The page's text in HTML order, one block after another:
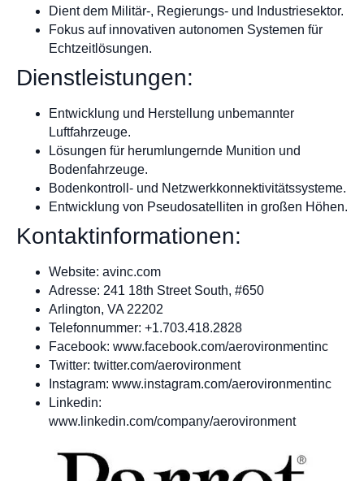
Dient dem Militär-, Regierungs- und Industriesektor.
Fokus auf innovativen autonomen Systemen für
Echtzeitlösungen.
Dienstleistungen:
Entwicklung und Herstellung unbemannter
Luftfahrzeuge.
Lösungen für herumlungernde Munition und
Bodenfahrzeuge.
Bodenkontroll- und Netzwerkkonnektivitätssysteme.
Entwicklung von Pseudosatelliten in großen Höhen.
Kontaktinformationen:
Website: avinc.com
Adresse: 241 18th Street South, #650
Arlington, VA 22202
Telefonnummer: +1.703.418.2828
Facebook: www.facebook.com/aerovironmentinc
Twitter: twitter.com/aerovironment
Instagram: www.instagram.com/aerovironmentinc
Linkedin:
www.linkedin.com/company/aerovironment